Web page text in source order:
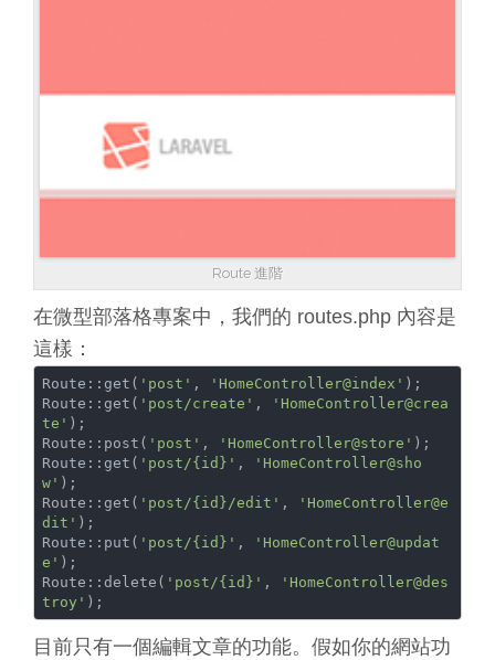
Route 進階
在微型部落格專案中，我們的 routes.php 內容是
這樣：
Route::get( 'post' , 'HomeController@index' );
Route::get( 'post/create' ,
'HomeController@crea
te' );
Route::post( 'post' , 'HomeController@store' );
Route::get( 'post/{id}' ,
'HomeController@sho
w' );
Route::get( 'post/{id}/edit' ,
'HomeController@e
dit' );
Route::put( 'post/{id}' ,
'HomeController@updat
e' );
Route::delete( 'post/{id}' ,
'HomeController@des
troy'
目前只有一個編輯文章的功能。假如你的網站功